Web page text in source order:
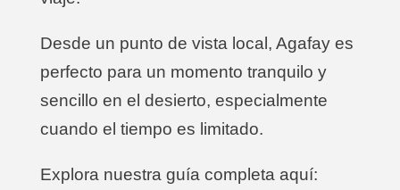
Desde un punto de vista local, Agafay es
perfecto para un momento tranquilo y
sencillo en el desierto, especialmente
cuando el tiempo es limitado.
Explora nuestra guía completa aquí: